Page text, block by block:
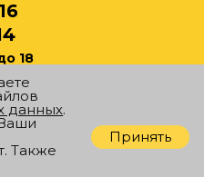
18
данных.
Также
Принять